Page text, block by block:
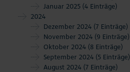
Januar 2025 (4 Einträge)
2024
Dezember 2024 (7 Einträge)
November 2024 (9 Einträge)
Oktober 2024 (8 Einträge)
September 2024 (5 Einträge)
August 2024 (7 Einträge)